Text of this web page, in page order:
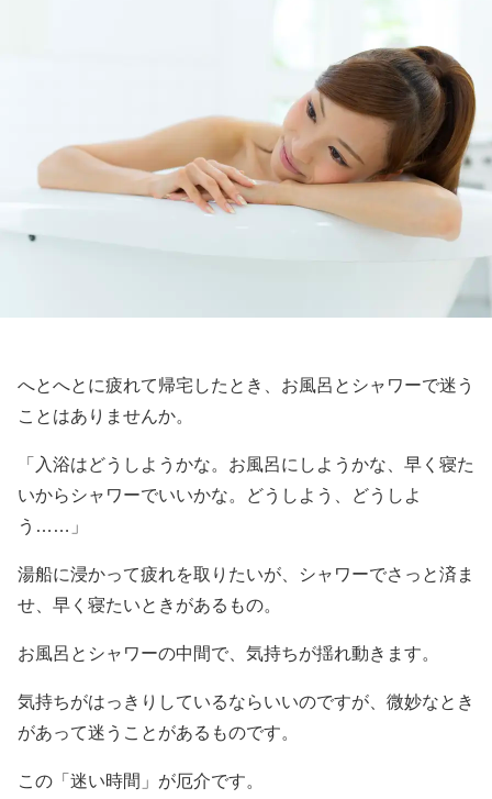
へとへとに疲れて帰宅したとき、お風呂とシャワーで迷う
ことはありませんか。
「入浴はどうしようかな。お風呂にしようかな、早く寝た
いからシャワーでいいかな。どうしよう、どうしよ
う……」
湯船に浸かって疲れを取りたいが、シャワーでさっと済ま
せ、早く寝たいときがあるもの。
お風呂とシャワーの中間で、気持ちが揺れ動きます。
気持ちがはっきりしているならいいのですが、微妙なとき
があって迷うことがあるものです。
この「迷い時間」が厄介です。